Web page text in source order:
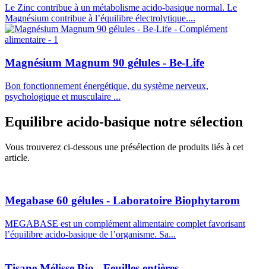
Le Zinc contribue à un métabolisme acido-basique normal. Le
Magnésium contribue à l’équilibre électrolytique....
Magnésium Magnum 90 gélules - Be-Life
Bon fonctionnement énergétique, du système nerveux,
psychologique et musculaire ...
Equilibre acido-basique notre sélection
Vous trouverez ci-dessous une présélection de produits liés à cet
article.
Megabase 60 gélules - Laboratoire Biophytarom
MEGABASE est un complément alimentaire complet favorisant
l’équilibre acido-basique de l’organisme. Sa...